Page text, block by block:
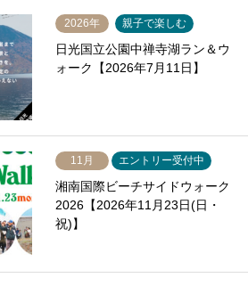
2026年 親子で楽しむ
日光国立公園中禅寺湖ラン＆ウ
ォーク【2026年7月11日】
11月 エントリー受付中
湘南国際ビーチサイドウォーク
2026【2026年11月23日(日・
祝)】